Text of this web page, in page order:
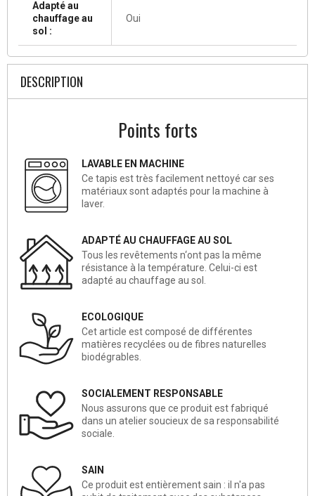
Adapté au
chauffage au
sol :
Oui
DESCRIPTION
Points forts
LAVABLE EN MACHINE
Ce tapis est très facilement nettoyé car ses
matériaux sont adaptés pour la machine à
laver.
ADAPTÉ AU CHAUFFAGE AU SOL
Tous les revêtements n‘ont pas la même
résistance à la température. Celui-ci est
adapté au chauffage au sol.
ECOLOGIQUE
Cet article est composé de différentes
matières recyclées ou de fibres naturelles
biodégrables.
SOCIALEMENT RESPONSABLE
Nous assurons que ce produit est fabriqué
dans un atelier soucieux de sa responsabilité
sociale.
SAIN
Ce produit est entièrement sain : il n'a pas